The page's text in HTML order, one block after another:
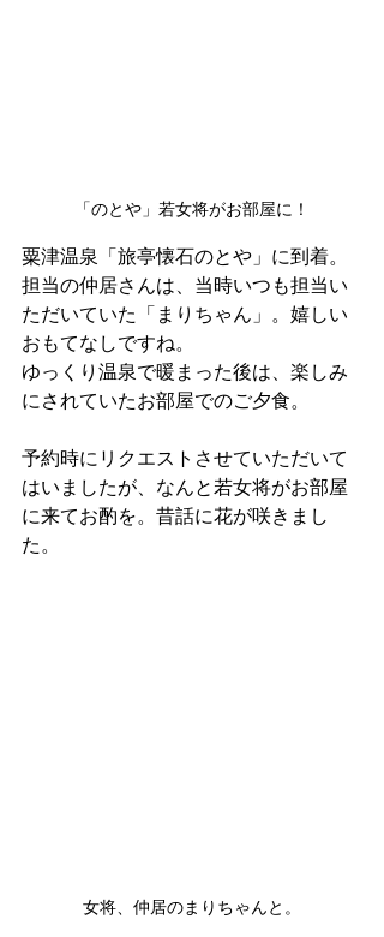
「のとや」若女将がお部屋に！
粟津温泉「旅亭懐石のとや」に到着。
担当の仲居さんは、当時いつも担当い
ただいていた「まりちゃん」。嬉しい
おもてなしですね。
ゆっくり温泉で暖まった後は、楽しみ
にされていたお部屋でのご夕食。
予約時にリクエストさせていただいて
はいましたが、なんと若女将がお部屋
に来てお酌を。昔話に花が咲きまし
た。
女将、仲居のまりちゃんと。